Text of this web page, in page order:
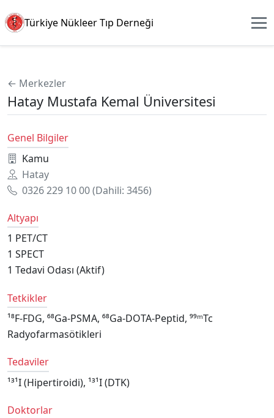
Türkiye Nükleer Tıp Derneği
← Merkezler
Hatay Mustafa Kemal Üniversitesi
Genel Bilgiler
Kamu
Hatay
0326 229 10 00(Dahili: 3456)
Altyapı
1 PET/CT
1 SPECT
1 Tedavi Odası (Aktif)
Tetkikler
¹⁸F-FDG, ⁶⁸Ga-PSMA, ⁶⁸Ga-DOTA-Peptid, ⁹⁹ᵐTc
Radyofarmasötikleri
Tedaviler
¹³¹I (Hipertiroidi), ¹³¹I (DTK)
Doktorlar